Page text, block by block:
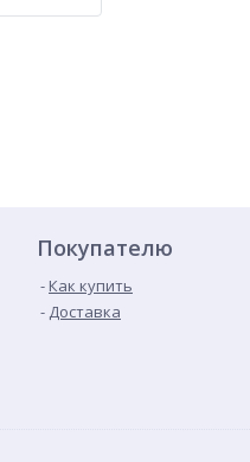
Покупателю
Как купить
Доставка